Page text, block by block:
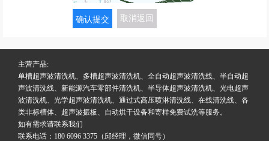
确认提交 取消返回
主营产品:
单槽超声波清洗机、多槽超声波清洗机、全自动超声波清洗线、半自动超
声波清洗线、新能源汽车零部件清洗机、半导体超声波清洗机、光电超声
波清洗机、光学超声波清洗机、通过式高压喷淋清洗线、在线清洗线、各
类非标槽体、超声波振板、自动烘干设备和寄样免费试洗等服务。
如有需求请联系我们
联系电话：180 6096 3375（邱经理，微信同号）